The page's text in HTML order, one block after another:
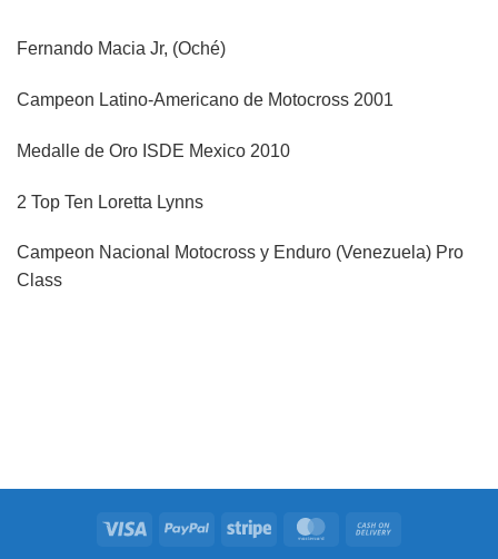
Fernando Macia Jr, (Oché)
Campeon Latino-Americano de Motocross 2001
Medalle de Oro ISDE Mexico 2010
2 Top Ten Loretta Lynns
Campeon Nacional Motocross y Enduro (Venezuela) Pro
Class
Visa PayPal Stripe MasterCard